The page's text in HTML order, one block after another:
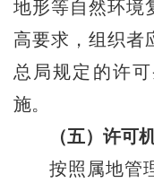
地形等自然环境
高要求，组织者
总局规定的许
施。
（五）许可
按照属地管